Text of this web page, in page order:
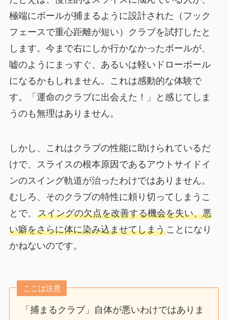
極端にボールが捕まるように設計された（フック
フェースで重心距離が短い）クラブを試打したと
します。今まで右にしか行かなかったボールが、
嘘のようにまっすぐ、あるいは軽いドローボール
になるかもしれません。これは感動的な体験で
す。「運命のクラブに出会えた！」と感じてしま
うのも無理はありません。
しかし、これはクラブの性能に助けられているだ
けで、スライスの根本原因であるアウトサイドイ
ンのスイング軌道が治ったわけではありません。
むしろ、そのクラブの特性に頼り切ってしまうこ
とで、 スイングの欠点を改善する機会を失い、悪
い癖をさらに体に染み込ませてしまうことになり
かねないのです。
ここは注意
「捕まるクラブ」自体が悪いわけではありま